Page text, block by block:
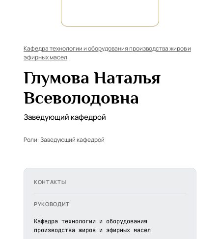
Кафедра технологии и оборудования производства жиров и
эфирных масел
Глумова Наталья
Всеволодовна
Заведующий кафедрой
Роли:Заведующий кафедрой
КОНТАКТЫ
РУКОВОДИТ
Кафедра технологии и оборудования
производства жиров и эфирных масел